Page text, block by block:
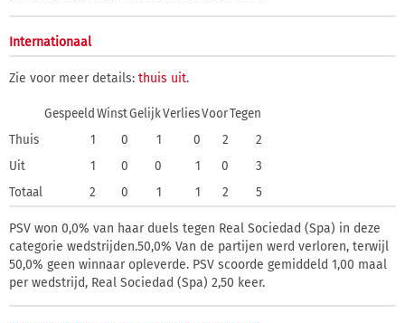
Internationaal
Zie voor meer details: thuis uit.
Gespeeld WinstGelijkVerliesVoorTegen
Thuis
1 0 1 0 2
2
Uit
1 0 0 1 0
3
Totaal
2 0 1 1 2 5
PSV won 0,0% van haar duels tegen Real Sociedad (Spa) in deze
categorie wedstrijden.50,0% Van de partijen werd verloren, terwijl
50,0% geen winnaar opleverde. PSV scoorde gemiddeld 1,00 maal
per wedstrijd, Real Sociedad (Spa) 2,50 keer.